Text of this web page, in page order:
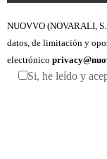
NUOVVO (NOVARALI,
datos, de limitación y
electrónico
Si, he leído y